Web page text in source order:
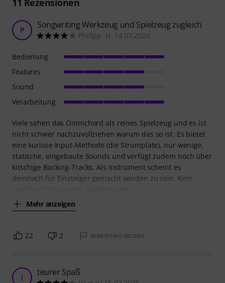
11 Rezensionen
P Songwriting Werkzeug und Spielzeug zugleich
Philipp H. 14.07.2024
Viele sehen das Omnichord als reines Spielzeug und es ist
nicht schwer nachzuvollziehen warum das so ist. Es bietet
eine kuriose Input-Methode (die Strumplate), nur wenige,
statische, eingebaute Sounds und verfügt zudem noch über
kitschige Backing-Tracks. Als Instrument scheint es
demnach für Einsteiger gemacht worden zu sein. Kein
Mehr anzeigen
Bedienung
Features
Sound
Verarbeitung
22 2 BEWERTUNG MELDEN
( teurer Spaß